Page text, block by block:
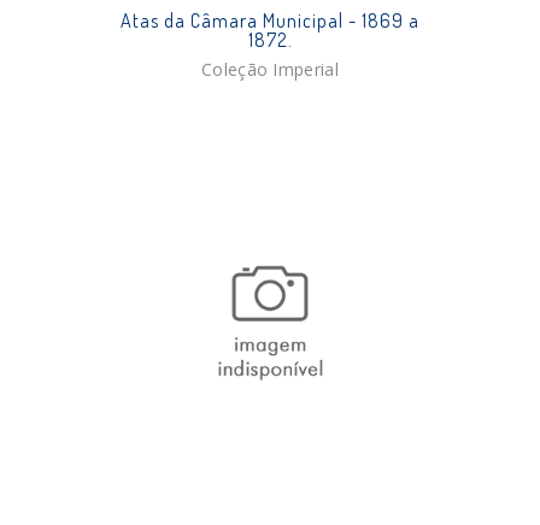
Atas da Câmara Municipal - 1869 a
1872.
Coleção Imperial